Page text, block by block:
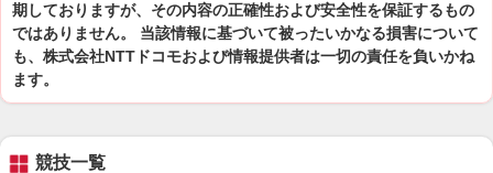
期しておりますが、その内容の正確性および安全性を保証するもの
ではありません。 当該情報に基づいて被ったいかなる損害について
も、株式会社NTTドコモおよび情報提供者は一切の責任を負いかね
ます。
競技一覧